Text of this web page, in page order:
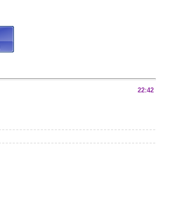
22:42